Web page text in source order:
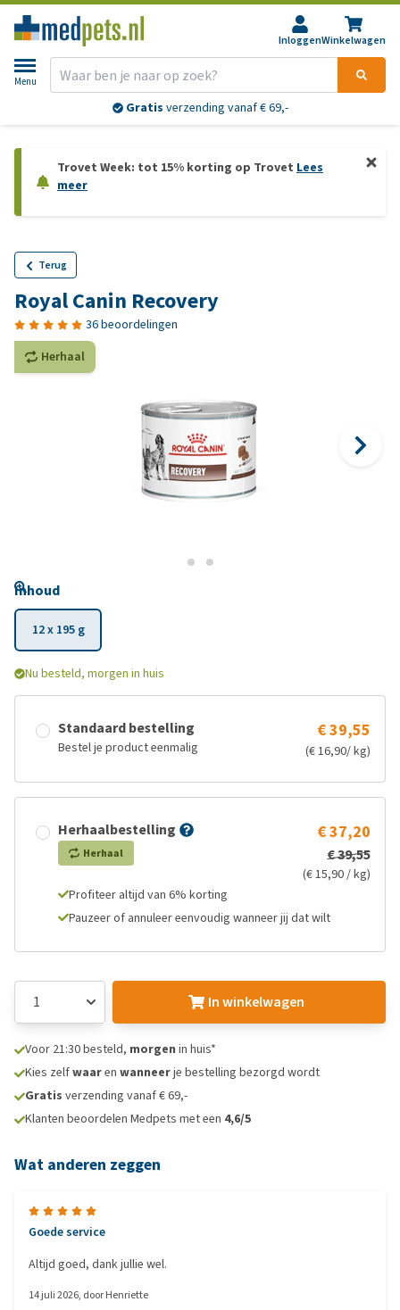
InloggenWinkelwagen
Menu
Gratis verzending vanaf € 69,-
Trovet Week: tot 15% korting op Trovet Lees
meer
Terug
Royal Canin Recovery
36 beoordelingen
Herhaal
Inhoud
12 x 195 g
Nu besteld, morgen in huis
Standaard bestelling
Bestel je product eenmalig
€ 39,55
(€ 16,90/ kg)
Herhaalbestelling
Herhaal
€ 37,20
€ 39,55
(€ 15,90 / kg)
Profiteer altijd van 6% korting
Pauzeer of annuleer eenvoudig wanneer jij dat wilt
In winkelwagen
Voor 21:30 besteld, morgen in huis*
Kies zelfwaaren wanneerje bestelling bezorgd wordt
Gratis verzending vanaf € 69,-
Klanten beoordelen Medpets met een 4,6/5
Wat anderen zeggen
Goede service
Altijd goed, dank jullie wel.
14 juli 2026, doorHenriette